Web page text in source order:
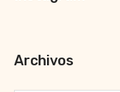
Archivos